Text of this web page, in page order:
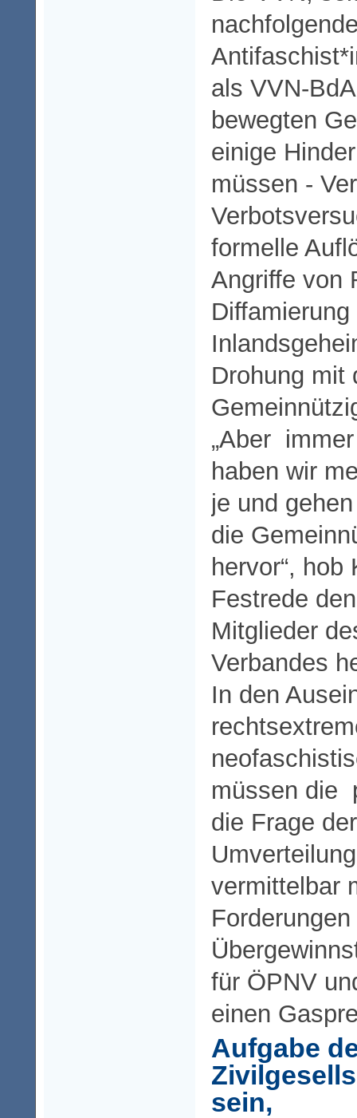
als VVN-
bewegten
einige
müssen -
formelle
Angriffe von
Drohung mit
„Aber
haben wir
je und
die
hervor“,
Festrede
Mitglieder
Verbandes
In den
müssen die
die Frage
vermittelbar
für ÖPNV
einen
Aufgabe
sein,